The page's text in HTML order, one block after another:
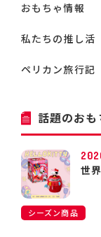
おもちゃ情報
私たちの推し活
ペリカン旅行記
話題のおも
世
シーズン商品